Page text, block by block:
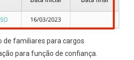
de familiares para cargos
para função de confiança.